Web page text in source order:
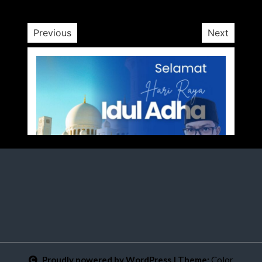
Previous Next
Proudly powered by WordPress | Theme: Color